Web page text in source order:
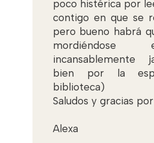
poco histérica por
contigo en que se
pero bueno habrá
incansablemente
bien por la
biblioteca)
Saludos y gracias
Alexa